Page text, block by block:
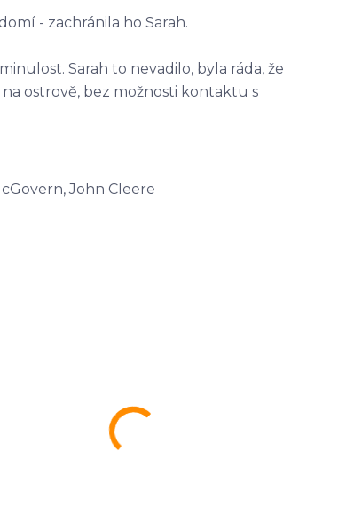
- zachránila ho Sarah.
Sarah to nevadilo, byla ráda, že
ostrově, bez možnosti kontaktu s
John Cleere